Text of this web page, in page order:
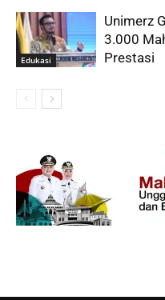
Edukasi
Unimerz
3.000
Prestasi